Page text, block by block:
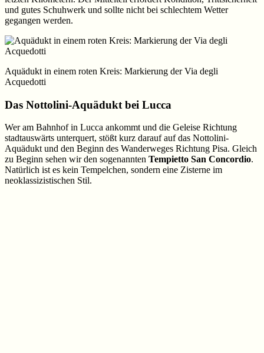
und gutes Schuhwerk und sollte nicht bei schlechtem Wetter
gegangen werden.
Aquädukt in einem roten Kreis: Markierung der Via degli
Acquedotti
Das Nottolini-Aquädukt bei Lucca
Wer am Bahnhof in Lucca ankommt und die Geleise Richtung
stadtauswärts unterquert, stößt kurz darauf auf das Nottolini-
Aquädukt und den Beginn des Wanderweges Richtung Pisa. Gleich
zu Beginn sehen wir den sogenannten Tempietto San Concordio.
Natürlich ist es kein Tempelchen, sondern eine Zisterne im
neoklassizistischen Stil.